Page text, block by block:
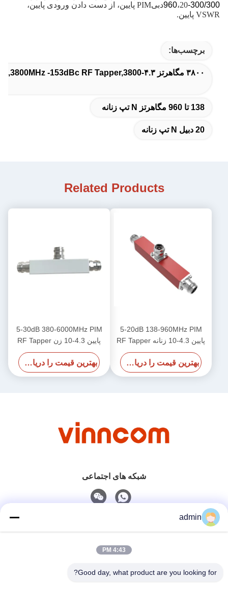
300/300-960 ،20دبی
PIM پایین، از دست دادن ورودی پایین،
VSWR پایین.
برچسب‌ها:
۳۸۰۰ مگاهرتز ۴.۳-۱۰,3800MHz -153dBc RF Tapper,3800 مگاهرتز RF Tapper
138 تا 960 مگاهرتز N تپ زنانه
20 دبیل N تپ زنانه
Related Products
5-20dB 138-960MHz PIM
پایین 4.3-10 زنانه RF Tapper
بهترین قیمت را دریافت کنید
5-30dB 380-6000MHz PIM
پایین 4.3-10 زن RF Tapper
بهترین قیمت را دریافت کنید
شبکه های اجتماعی
0086-551-65396351
admin
4:43 PM
Good day, what product are you looking for?